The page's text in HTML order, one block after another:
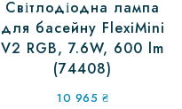
Світлодіодна лампа
для басейну FlexiMini
V2 RGB, 7.6W, 600 lm
(74408)
10 965 ₴